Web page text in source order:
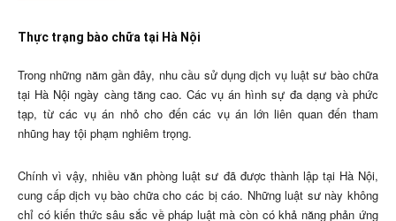
Thực trạng bào chữa tại Hà Nội
Trong những năm gần đây, nhu cầu sử dụng dịch vụ luật sư bào chữa
tại Hà Nội ngày càng tăng cao. Các vụ án hình sự đa dạng và phức
tạp, từ các vụ án nhỏ cho đến các vụ án lớn liên quan đến tham
nhũng hay tội phạm nghiêm trọng.
Chính vì vậy, nhiều văn phòng luật sư đã được thành lập tại Hà Nội,
cung cấp dịch vụ bào chữa cho các bị cáo. Những luật sư này không
chỉ có kiến thức sâu sắc về pháp luật mà còn có khả năng phản ứng